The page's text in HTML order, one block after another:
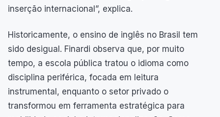
inserção internacional”, explica.
Historicamente, o ensino de inglês no Brasil tem
sido desigual. Finardi observa que, por muito
tempo, a escola pública tratou o idioma como
disciplina periférica, focada em leitura
instrumental, enquanto o setor privado o
transformou em ferramenta estratégica para